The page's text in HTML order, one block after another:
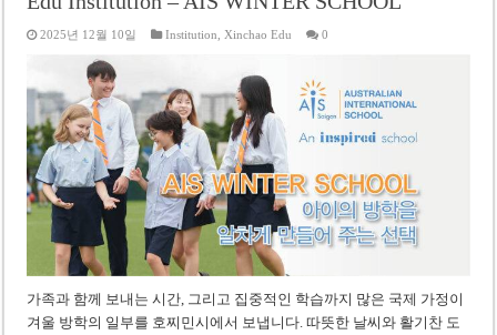
2025년 12월 10일 Institution Xinchao Edu 0
가족과 함께 보내는 시간, 그리고 집중적인 학습까지 많은 국제 가정이
겨울 방학의 일부를 호찌민시에서 보냅니다. 따뜻한 날씨와 활기찬 도